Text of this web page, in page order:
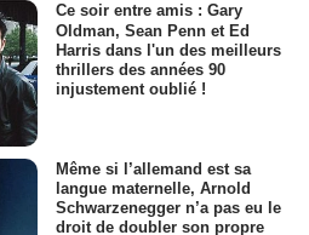
Ce soir entre amis : Gary
Oldman, Sean Penn et Ed
Harris dans l'un des meilleurs
thrillers des années 90
injustement oublié !
Même si l’allemand est sa
langue maternelle, Arnold
Schwarzenegger n’a pas eu le
droit de doubler son propre